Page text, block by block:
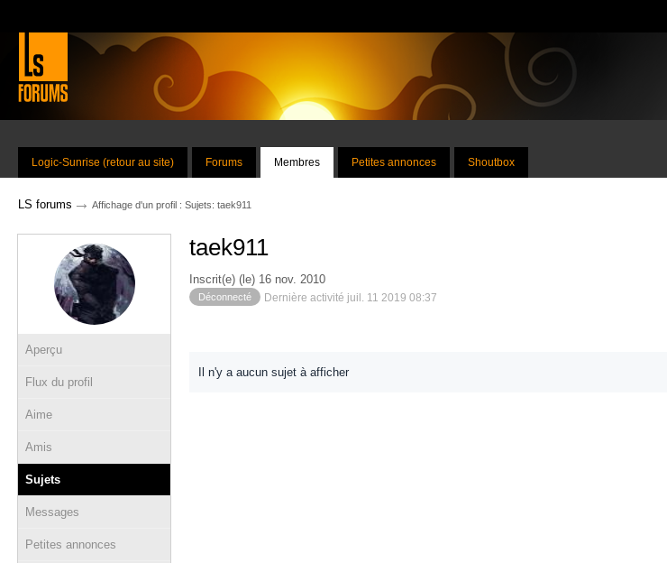
Logic-Sunrise (retour au site) Forums Membres Petites annonces Shoutbox
LS forums → Affichage d'un profil : Sujets: taek911
Aperçu
Flux du profil
Aime
Amis
Sujets
Messages
Petites annonces
taek911
Inscrit(e) (le) 16 nov. 2010
Déconnecté Dernière activité juil. 11 2019 08:37
Il n'y a aucun sujet à afficher